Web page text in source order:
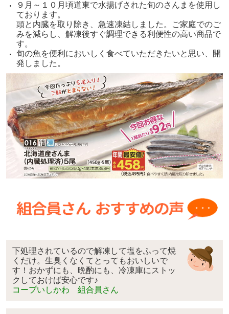
９月～１０月頃道東で水揚げされた旬のさんまを使用し
ております。
頭と内臓を取り除き、急速凍結しました。ご家庭でのご
みを減らし、解凍後すぐ調理できる利便性の高い商品で
す。
旬の魚を便利においしく食べていただきたいと思い、開
発しました。
下処理されているので解凍して塩をふって焼
くだけ。生臭くなくてとってもおいしいで
す！おかずにも、晩酌にも、冷凍庫にストッ
クしておけば安心です♪
コープいしかわ 組合員さん